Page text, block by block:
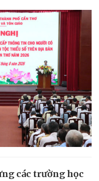
các trường học